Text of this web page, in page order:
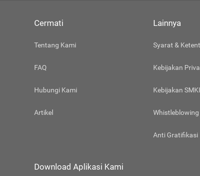
Cermati
Tentang Kami
FAQ
Hubungi Kami
Artikel
Lainnya
Syarat &
Kebijakan
Kebijakan SMKI
Whistleblowing
Anti Gratifikasi
Download Aplikasi Kami